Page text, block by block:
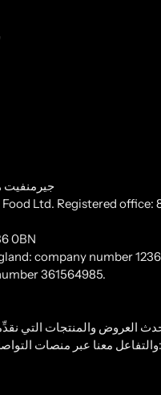
جيرمنفيت
Ltd. Registered office:
0BN
company number
361564985.
العروض والمنتجات التي
والتفاعل معنا عبر منصات التواصل الاجتماعي التالية: